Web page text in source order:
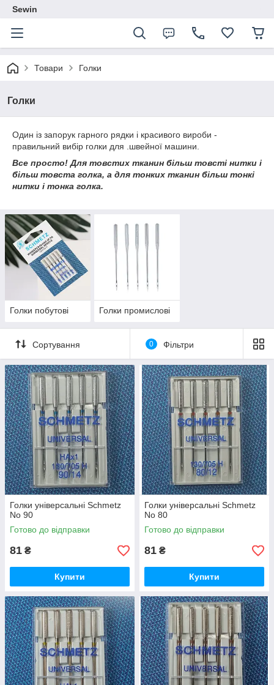
Sewin
Товари Голки
Голки
Один із запорук гарного рядки і красивого вироби -
правильний вибір голки для .швейної машини.
Все просто! Для товстих тканин більш товсті нитки і
більш товста голка, а для тонких тканин більш тонкі
нитки і тонка голка.
Голки побутові Голки промислові
Сортування 0 Фільтри
Голки універсальні Schmetz
No 90
Готово до відправки
81 ₴
Купити
Голки універсальні Schmetz
No 80
Готово до відправки
81 ₴
Купити